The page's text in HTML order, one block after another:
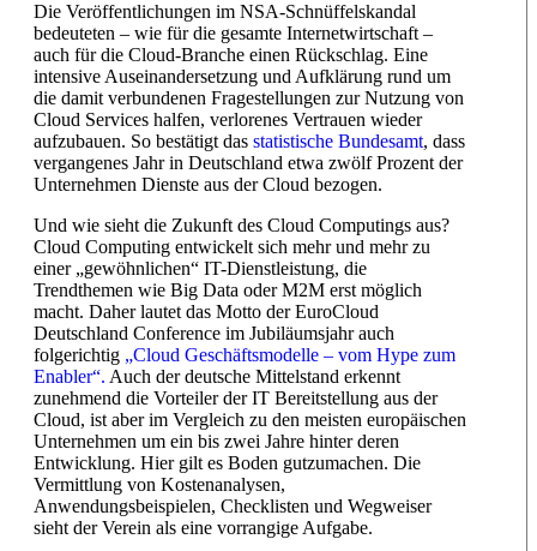
Die Veröffentlichungen im NSA-Schnüffelskandal
bedeuteten – wie für die gesamte Internetwirtschaft –
auch für die Cloud-Branche einen Rückschlag. Eine
intensive Auseinandersetzung und Aufklärung rund um
die damit verbundenen Fragestellungen zur Nutzung von
Cloud Services halfen, verlorenes Vertrauen wieder
aufzubauen. So bestätigt das statistische Bundesamt, dass
vergangenes Jahr in Deutschland etwa zwölf Prozent der
Unternehmen Dienste aus der Cloud bezogen.
Und wie sieht die Zukunft des Cloud Computings aus?
Cloud Computing entwickelt sich mehr und mehr zu
einer „gewöhnlichen“ IT-Dienstleistung, die
Trendthemen wie Big Data oder M2M erst möglich
macht. Daher lautet das Motto der EuroCloud
Deutschland Conference im Jubiläumsjahr auch
folgerichtig „Cloud Geschäftsmodelle – vom Hype zum
Enabler“. Auch der deutsche Mittelstand erkennt
zunehmend die Vorteiler der IT Bereitstellung aus der
Cloud, ist aber im Vergleich zu den meisten europäischen
Unternehmen um ein bis zwei Jahre hinter deren
Entwicklung. Hier gilt es Boden gutzumachen. Die
Vermittlung von Kostenanalysen,
Anwendungsbeispielen, Checklisten und Wegweiser
sieht der Verein als eine vorrangige Aufgabe.